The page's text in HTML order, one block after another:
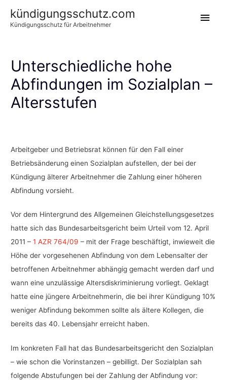
kündigungsschutz.com
Kündigungsschutz für Arbeitnehmer
Unterschiedliche hohe
Abfindungen im Sozialplan –
Altersstufen
Arbeitgeber und Betriebsrat können für den Fall einer
Betriebsänderung einen Sozialplan aufstellen, der bei der
Kündigung älterer Arbeitnehmer die Zahlung einer höheren
Abfindung vorsieht.
Vor dem Hintergrund des Allgemeinen Gleichstellungsgesetzes
hatte sich das Bundesarbeitsgericht beim Urteil vom 12. April
2011 –1 AZR 764/09 – mit der Frage beschäftigt, inwieweit die
Höhe der vorgesehenen Abfindung von dem Lebensalter der
betroffenen Arbeitnehmer abhängig gemacht werden darf und
wann eine unzulässige Altersdiskriminierung vorliegt. Geklagt
hatte eine jüngere Arbeitnehmerin, die bei ihrer Kündigung 10%
weniger Abfindung bekommen sollte als ältere Kollegen, die
bereits das 40. Lebensjahr erreicht haben.
Im konkreten Fall hat das Bundesarbeitsgericht den Sozialplan
– wie schon die Vorinstanzen – gebilligt. Der Sozialplan sah
folgende Abstufungen bei der Zahlung der Abfindung vor: